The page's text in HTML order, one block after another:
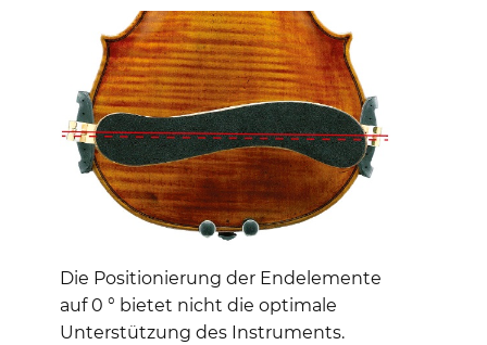
Die Positionierung der Endelemente
auf 0 ° bietet nicht die optimale
Unterstützung des Instruments.